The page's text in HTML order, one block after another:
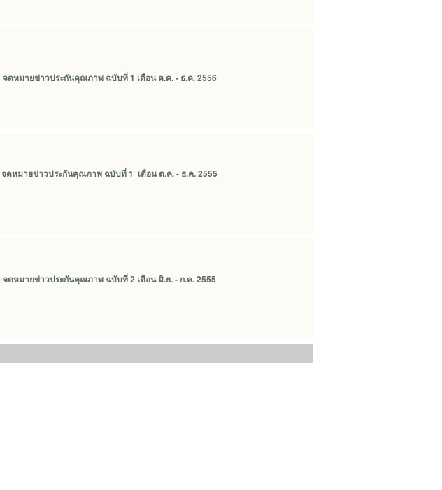
จดหมายข่าวประกันคุณภาพ ฉบับที่ 1 เดือน ต.ค. - ธ.ค. 2556
จดหมายข่าวประกันคุณภาพ ฉบับที่ 1 เดือน ต.ค. - ธ.ค. 2555
จดหมายข่าวประกันคุณภาพ ฉบับที่ 2 เดือน มิ.ย. - ก.ค. 2555